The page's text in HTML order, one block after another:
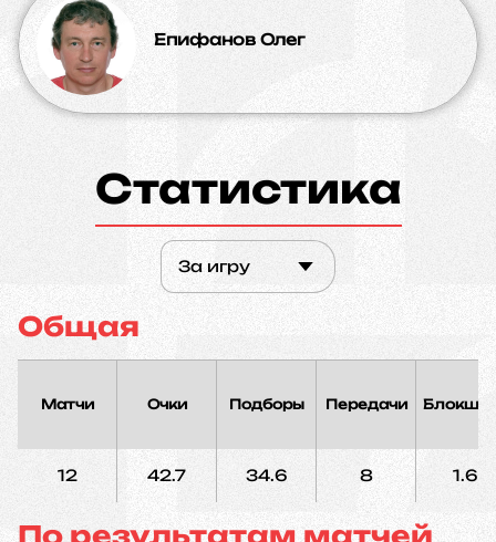
Епифанов Олег
Статистика
За игру
Общая
Матчи Очки Подборы Передачи
12 42.7 34.6 8 1.6
По результатам матчей